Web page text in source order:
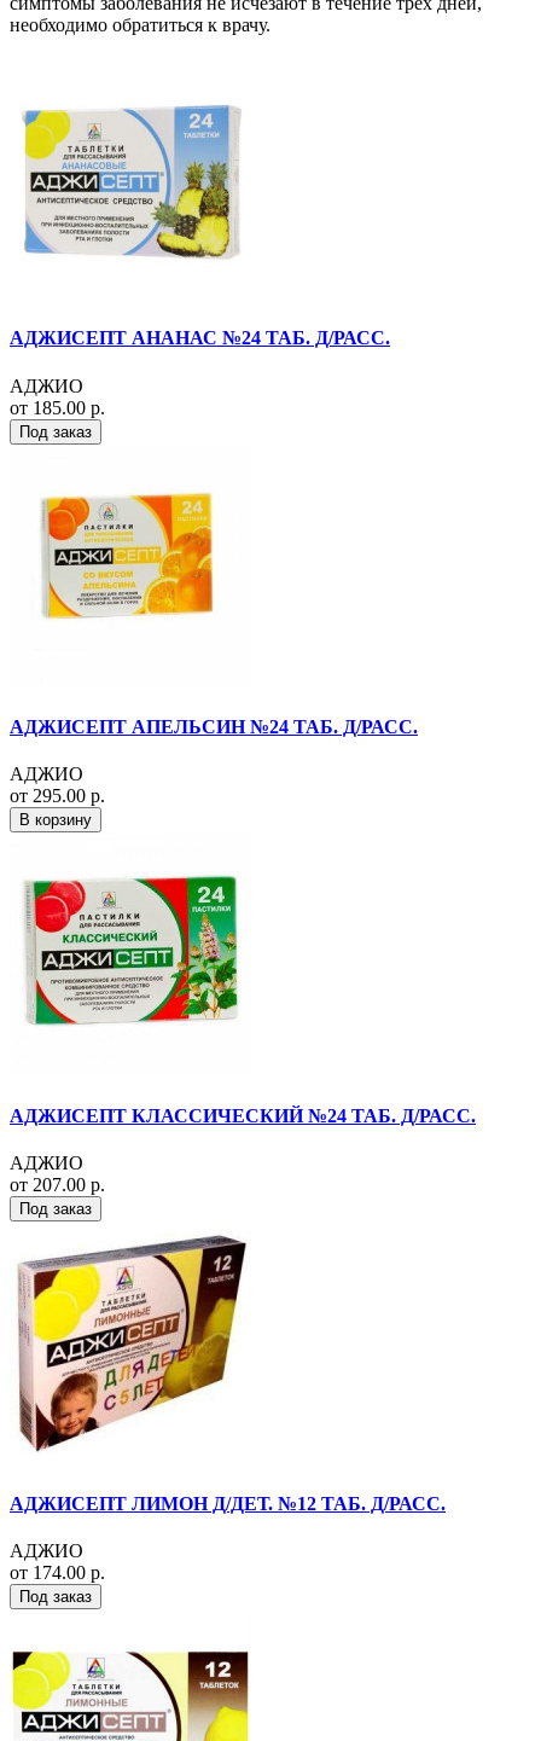
необходимо обратиться к врачу.
АДЖИСЕПТ АНАНАС №24 ТАБ. Д/РАСС.
АДЖИО
от 185.00 р.
Под заказ
АДЖИСЕПТ АПЕЛЬСИН №24 ТАБ. Д/РАСС.
АДЖИО
от 295.00 р.
В корзину
АДЖИСЕПТ КЛАССИЧЕСКИЙ №24 ТАБ. Д/РАСС.
АДЖИО
от 207.00 р.
Под заказ
АДЖИСЕПТ ЛИМОН Д/ДЕТ. №12 ТАБ. Д/РАСС.
АДЖИО
от 174.00 р.
Под заказ